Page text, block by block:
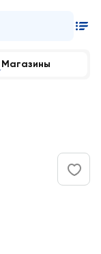
Магазины